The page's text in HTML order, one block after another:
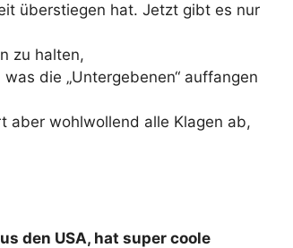
überstiegen hat. Jetzt gibt es nur
zu halten,
die „Untergebenen“ auffangen
aber wohlwollend alle Klagen ab,
den USA, hat super coole